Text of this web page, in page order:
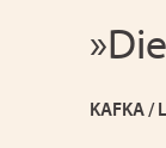
KAFKA /